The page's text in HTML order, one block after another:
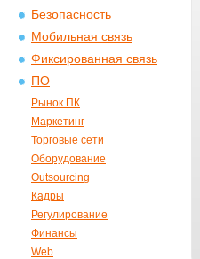
Безопасность
Мобильная связь
Фиксированная связь
ПО
Рынок ПК
Маркетинг
Торговые сети
Оборудование
Outsourcing
Кадры
Регулирование
Финансы
Web